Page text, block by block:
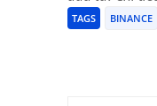
TAGS BINANCE